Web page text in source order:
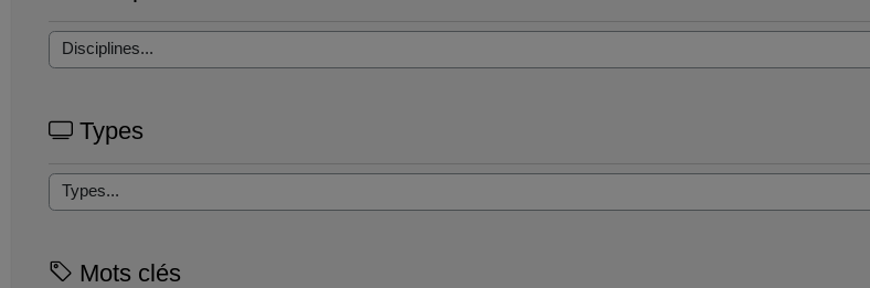
Types
Mots clés